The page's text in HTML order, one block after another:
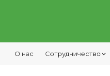
О нас Сотрудничество